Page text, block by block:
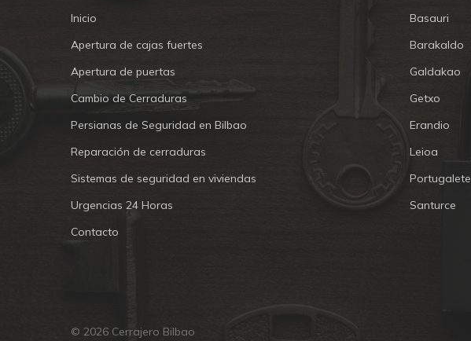
Inicio
Apertura de cajas fuertes
Apertura de puertas
Cambio de Cerraduras
Persianas de Seguridad en Bilbao
Reparación de cerraduras
Sistemas de seguridad en viviendas
Urgencias 24 Horas
Contacto
Basauri
Barakaldo
Galdakao
Getxo
Erandio
Leioa
Portugalete
Santurce
© 2026 Cerrajero Bilbao